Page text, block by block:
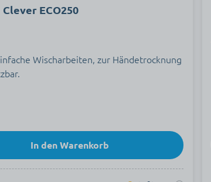
ECO250
Wischarbeiten, zur Händetrocknung
In den Warenkorb